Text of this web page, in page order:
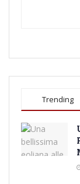
Trending